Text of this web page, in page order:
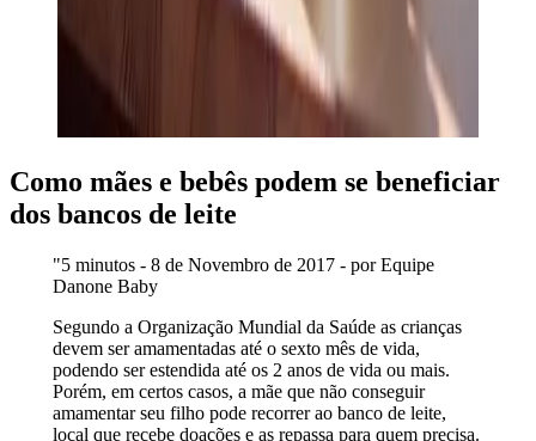
Como mães e bebês podem se beneficiar
dos bancos de leite
"5 minutos - 8 de Novembro de 2017 - por Equipe
Danone Baby
Segundo a Organização Mundial da Saúde as crianças
devem ser amamentadas até o sexto mês de vida,
podendo ser estendida até os 2 anos de vida ou mais.
Porém, em certos casos, a mãe que não conseguir
amamentar seu filho pode recorrer ao banco de leite,
local que recebe doações e as repassa para quem precisa.